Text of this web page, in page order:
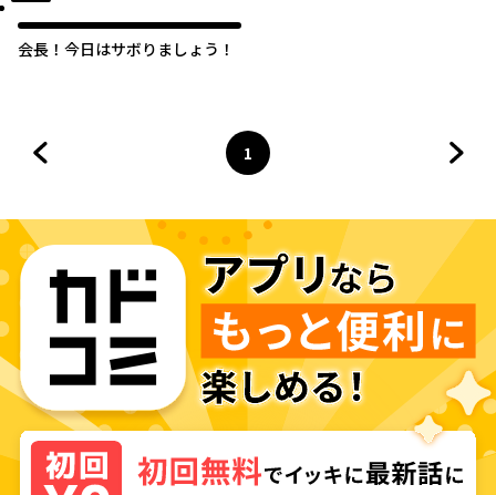
会長！今日はサボりましょう！
ページ
1
へ